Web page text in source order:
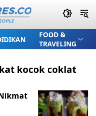
FOOD &
TRAVELING
kocok coklat